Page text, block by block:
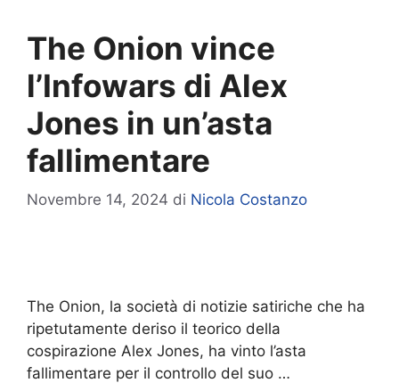
The Onion vince
l’Infowars di Alex
Jones in un’asta
fallimentare
Novembre 14, 2024 di Nicola Costanzo
The Onion, la società di notizie satiriche che ha
ripetutamente deriso il teorico della
cospirazione Alex Jones, ha vinto l’asta
fallimentare per il controllo del suo …